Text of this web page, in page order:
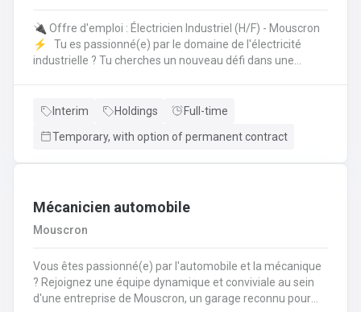
🔌 Offre d'emploi : Électricien Industriel (H/F) - Mouscron
⚡️ Tu es passionné(e) par le domaine de l'électricité
industrielle ? Tu cherches un nouveau défi dans une
Type de contrat : Intérim avec possibilité de CDI Tes
équipements électriques industriels ⚙️ Mise en service
Interim Holdings
Full-time
Temporary, with option of permanent contract
Mécanicien automobile
Mouscron
Vous êtes passionné(e) par l'automobile et la mécanique
? Rejoignez une équipe dynamique et conviviale au sein
d'une entreprise de Mouscron, un garage reconnu pour